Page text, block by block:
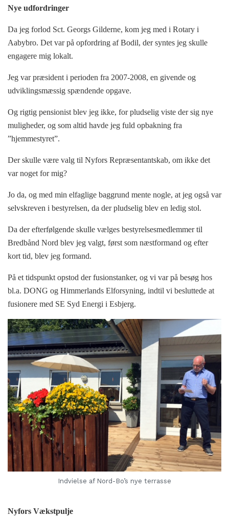
Nye udfordringer
Da jeg forlod Sct. Georgs Gilderne, kom jeg med i Rotary i
Aabybro. Det var på opfordring af Bodil, der syntes jeg skulle
engagere mig lokalt.
Jeg var præsident i perioden fra 2007-2008, en givende og
udviklingsmæssig spændende opgave.
Og rigtig pensionist blev jeg ikke, for pludselig viste der sig nye
muligheder, og som altid havde jeg fuld opbakning fra
”hjemmestyret”.
Der skulle være valg til Nyfors Repræsentantskab, om ikke det
var noget for mig?
Jo da, og med min elfaglige baggrund mente nogle, at jeg også var
selvskreven i bestyrelsen, da der pludselig blev en ledig stol.
Da der efterfølgende skulle vælges bestyrelsesmedlemmer til
Bredbånd Nord blev jeg valgt, først som næstformand og efter
kort tid, blev jeg formand.
På et tidspunkt opstod der fusionstanker, og vi var på besøg hos
bl.a. DONG og Himmerlands Elforsyning, indtil vi besluttede at
fusionere med SE Syd Energi i Esbjerg.
Indvielse af Nord-Bo’s nye terrasse
Nyfors Vækstpulje